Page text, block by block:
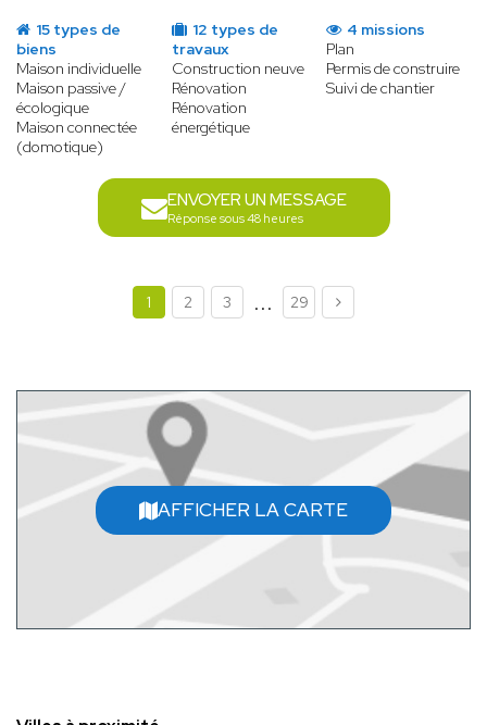
15 types de
biens
Maison individuelle
Maison passive /
écologique
Maison connectée
(domotique)
12 types de
travaux
Construction neuve
Rénovation
Rénovation
énergétique
4 missions
Plan
Permis de construire
Suivi de chantier
ENVOYER UN MESSAGE
Réponse sous 48 heures
1 2 3 ... 29
AFFICHER LA CARTE